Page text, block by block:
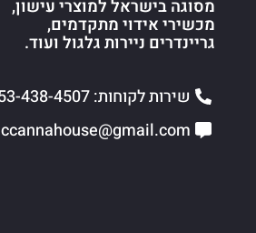
מסוגה בישראל למוצרי עישון,
מכשירי אידוי מתקדמים,
גריינדרים ניירות גלגול ועוד.
שירות לקוחות: 053-438-4507
ccannahouse@gmail.com